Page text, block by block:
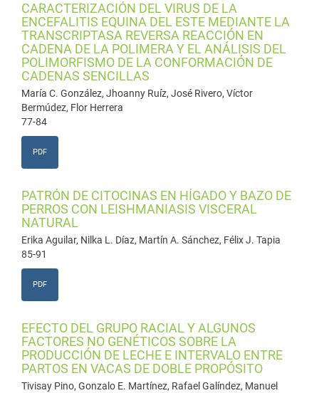
CARACTERIZACIÓN DEL VIRUS DE LA
ENCEFALITIS EQUINA DEL ESTE MEDIANTE LA
TRANSCRIPTASA REVERSA REACCIÓN EN
CADENA DE LA POLIMERA Y EL ANÁLISIS DEL
POLIMORFISMO DE LA CONFORMACIÓN DE
CADENAS SENCILLAS
María C. González, Jhoanny Ruíz, José Rivero, Víctor
Bermúdez, Flor Herrera
77-84
PDF
PATRÓN DE CITOCINAS EN HÍGADO Y BAZO DE
PERROS CON LEISHMANIASIS VISCERAL
NATURAL
Erika Aguilar, Nilka L. Díaz, Martín A. Sánchez, Félix J. Tapia
85-91
PDF
EFECTO DEL GRUPO RACIAL Y ALGUNOS
FACTORES NO GENÉTICOS SOBRE LA
PRODUCCIÓN DE LECHE E INTERVALO ENTRE
PARTOS EN VACAS DE DOBLE PROPÓSITO
Tivisay Pino, Gonzalo E. Martínez, Rafael Galíndez, Manuel